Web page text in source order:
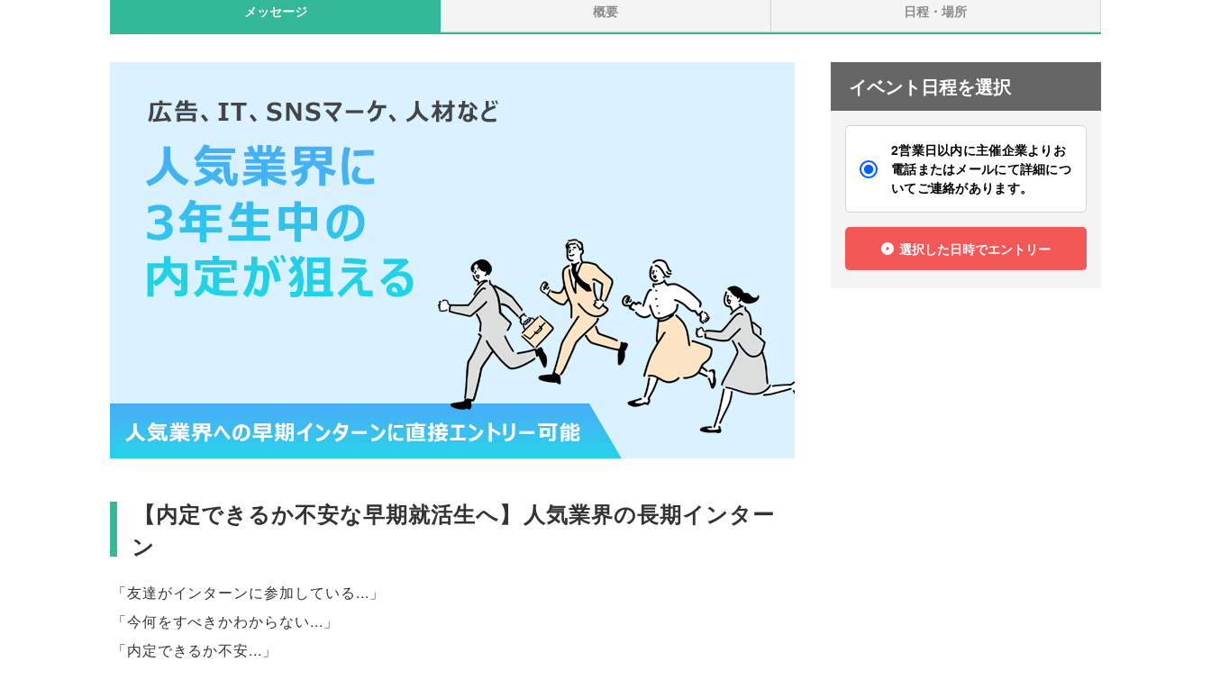
メッセージ 概要 日程・場所
【内定できるか不安な早期就活生へ】
人気業界の長期インター
ン
「友達がインターンに参加している... 」
「今何をすべきかわからない... 」
「内定できるか不安... 」
イベント日程を選択
2営業日以内に主催企業よりお
電話またはメールにて詳細につ
いてご連絡があります。
選択した日時でエントリー